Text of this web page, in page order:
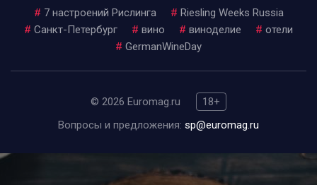
# 7 настроений Рислинга # Riesling Weeks Russia
# Санкт-Петербург # вино # виноделие # отели
# GermanWineDay
© 2026 Euromag.ru
18+
Вопросы и предложения: sp@euromag.ru